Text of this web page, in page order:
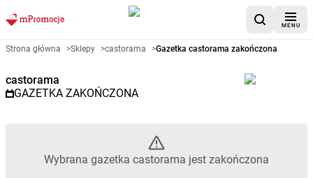
MENU
Gazetka promocyjna
Strona główna >Sklepy >castorama >Gazetka castorama zakończona
castorama
GAZETKA ZAKOŃCZONA
Wybrana gazetka castorama jest zakończona